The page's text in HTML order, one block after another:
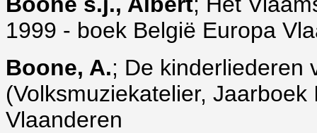
1999 - boek België Europa
Boone, A.; De kinderliederen
(Volksmuziekatelier,
Vlaanderen